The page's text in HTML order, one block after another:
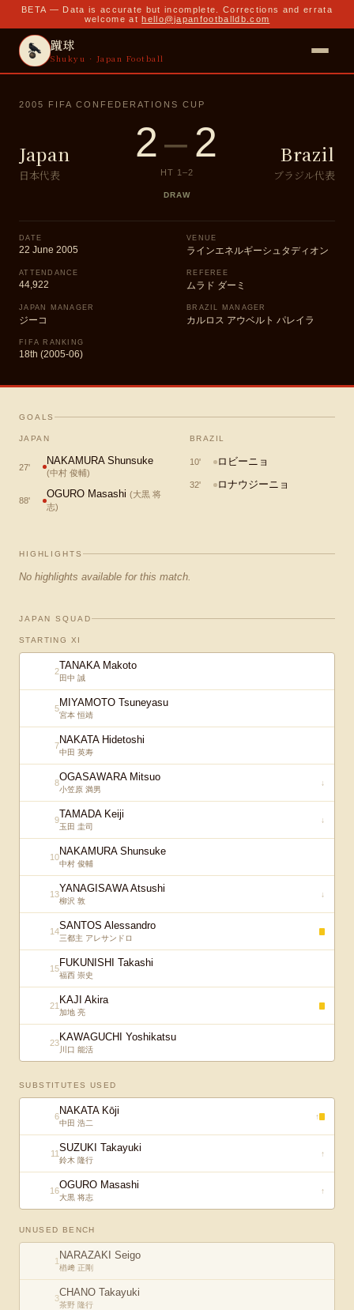
BETA — Data is accurate but incomplete. Corrections and errata
welcome at hello@japanfootballdb.com
蹴球
Shukyu · Japan Football
2005 FIFA CONFEDERATIONS CUP
Japan
日本代表
2–2
HT 1 –2
DRAW
Brazil
ブラジル代表
DATE
22 June 2005
VENUE
ラインエネルギーシュタディオン
ATTENDANCE
44,922
REFEREE
ムラド ダーミ
JAPAN MANAGER
ジーコ
BRAZIL MANAGER
カルロス アウベルト パレイラ
FIFA RANKING
18th (2005-06)
GOALS
JAPAN
27'
NAKAMURA Shunsuke
(中村 俊輔)
88'
OGURO Masashi (大黒 将
志)
BRAZIL
10' ロビーニョ
32' ロナウジーニョ
HIGHLIGHTS
No highlights available for this match.
JAPAN SQUAD
STARTING XI
2TANAKA Makoto
田中 誠
5MIYAMOTO Tsuneyasu
宮本 恒靖
7NAKATA Hidetoshi
中田 英寿
8OGASAWARA Mitsuo
小笠原 満男
↓
9TAMADA Keiji
玉田 圭司
↓
10NAKAMURA Shunsuke
中村 俊輔
13YANAGISAWA Atsushi
柳沢 敦
↓
14SANTOS Alessandro
三都主 アレサンドロ
15FUKUNISHI Takashi
福西 崇史
21 KAJI Akira
加地 亮
23KAWAGUCHI Yoshikatsu
川口 能活
SUBSTITUTES USED
6NAKATA Kōji
中田 浩二
↑
11SUZUKI Takayuki
鈴木 隆行
↑
16OGURO Masashi
大黒 将志
↑
UNUSED BENCH
1 NARAZAKI Seigo
楢﨑 正剛
3CHANO Takayuki
茶野 隆行